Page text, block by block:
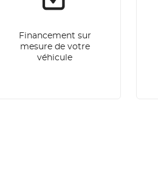
Financement sur
mesure de votre
véhicule